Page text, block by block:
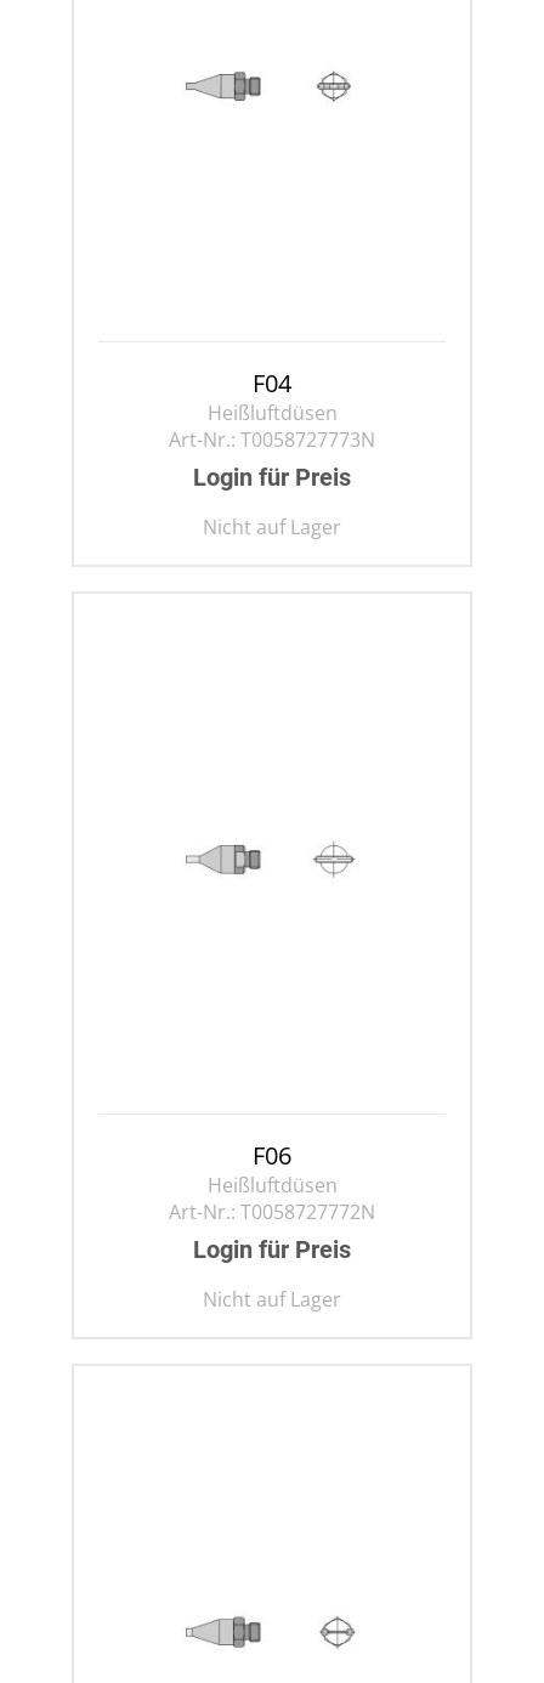
F04
Heißluftdüsen
Art-Nr.: T0058727773N
Login für Preis
Nicht auf Lager
F06
Heißluftdüsen
Art-Nr.: T0058727772N
Login für Preis
Nicht auf Lager